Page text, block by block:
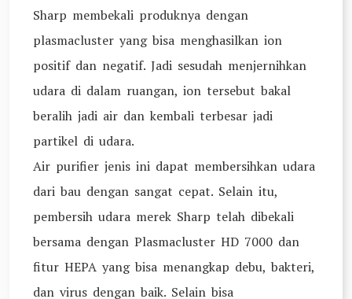
Sharp membekali produknya dengan
plasmacluster yang bisa menghasilkan ion
positif dan negatif. Jadi sesudah menjernihkan
udara di dalam ruangan, ion tersebut bakal
beralih jadi air dan kembali terbesar jadi
partikel di udara.
Air purifier jenis ini dapat membersihkan udara
dari bau dengan sangat cepat. Selain itu,
pembersih udara merek Sharp telah dibekali
bersama dengan Plasmacluster HD 7000 dan
fitur HEPA yang bisa menangkap debu, bakteri,
dan virus dengan baik. Selain bisa